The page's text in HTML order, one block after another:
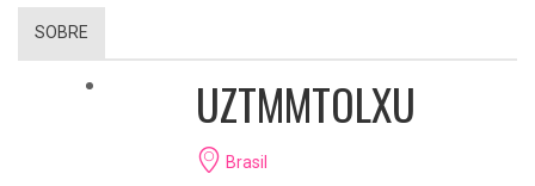
SOBRE
UZTMMTOLXU
Brasil